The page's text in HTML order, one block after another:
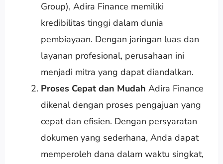
Group), Adira Finance memiliki
kredibilitas tinggi dalam dunia
pembiayaan. Dengan jaringan luas dan
layanan profesional, perusahaan ini
menjadi mitra yang dapat diandalkan.
Proses Cepat dan Mudah Adira Finance
dikenal dengan proses pengajuan yang
cepat dan efisien. Dengan persyaratan
dokumen yang sederhana, Anda dapat
memperoleh dana dalam waktu singkat,